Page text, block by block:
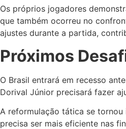
Os próprios jogadores
que também ocorreu no
ajustes durante a partida,
Próximos
O Brasil entrará em recesso
Dorival Júnior precisará fazer
A reformulação tática se tornou
precisa ser mais eficiente nas